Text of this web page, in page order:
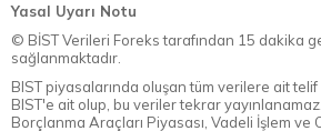
Yasal Uyarı Notu
© BİST Verileri Foreks tarafından 15 dakika
sağlanmaktadır.
BIST piyasalarında oluşan tüm verilere ait
BIST'e ait olup, bu veriler tekrar
Borçlanma Araçları Piyasası, Vadeli İşlem ve